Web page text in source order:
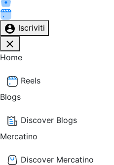
Iscriviti
Home
Reels
Blogs
Discover Blogs
Mercatino
Discover Mercatino